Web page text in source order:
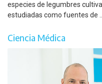
especies de legumbres
estudiadas como fuentes de
Ciencia Médica